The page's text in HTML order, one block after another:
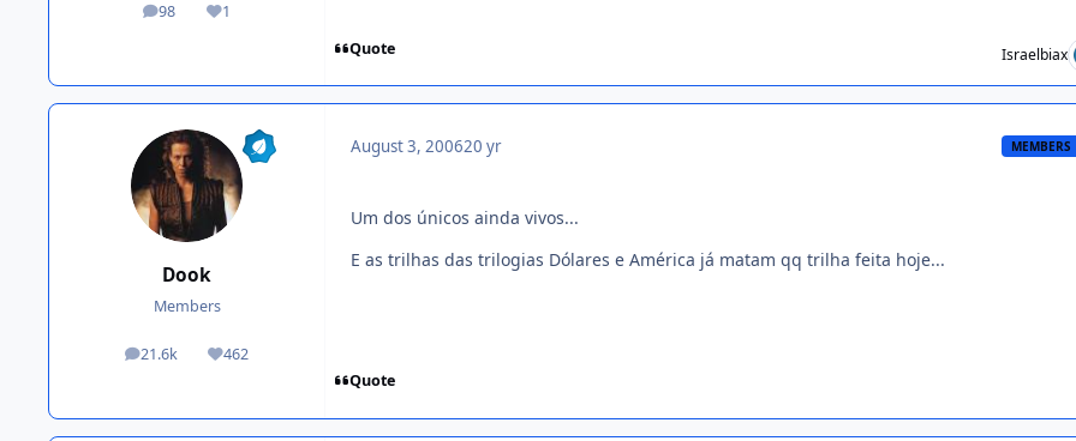
98
posts 1
Reputation
Quote Israelbiax
Dook
Members
21.6k
posts 462
Reputation
August 3, 200620 yr MEMBERS
Um dos únicos ainda vivos...
E as trilhas das trilogias Dólares e América já matam qq trilha feita hoje...
Quote